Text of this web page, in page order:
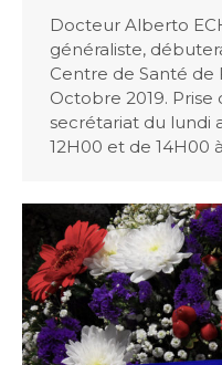
Docteur Alberto
généraliste,
Centre de Santé
Octobre 2019.
secrétariat du lundi
12H00 et de 14H00